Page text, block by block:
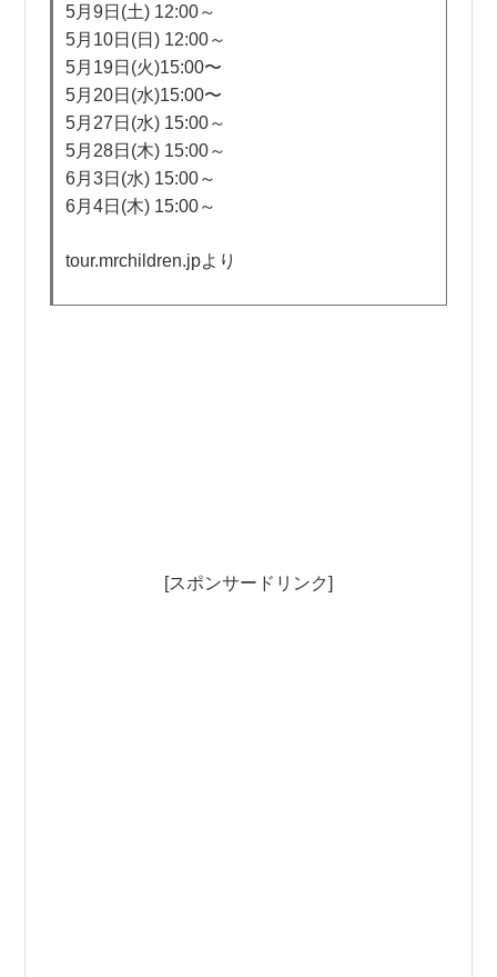
5月9日(土) 12:00～
5月10日(日) 12:00～
5月19日(火)15:00〜
5月20日(水)15:00〜
5月27日(水) 15:00～
5月28日(木) 15:00～
6月3日(水) 15:00～
6月4日(木) 15:00～
tour.mrchildren.jpより
[スポンサードリンク]